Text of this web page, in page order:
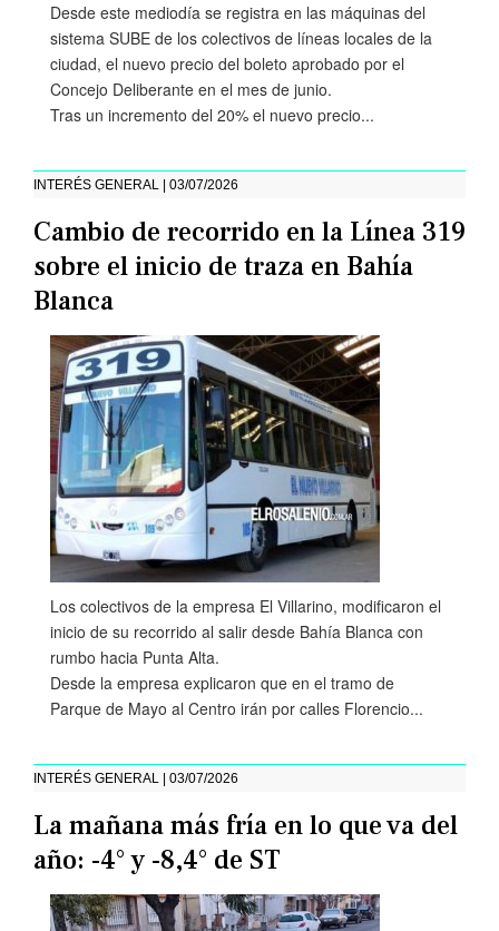
Desde este mediodía se registra en las máquinas del
sistema SUBE de los colectivos de líneas locales de la
ciudad, el nuevo precio del boleto aprobado por el
Concejo Deliberante en el mes de junio.
Tras un incremento del 20% el nuevo precio...
INTERÉS GENERAL | 03/07/2026
Cambio de recorrido en la Línea 319
sobre el inicio de traza en Bahía
Blanca
Los colectivos de la empresa El Villarino, modificaron el
inicio de su recorrido al salir desde Bahía Blanca con
rumbo hacia Punta Alta.
Desde la empresa explicaron que en el tramo de
Parque de Mayo al Centro irán por calles Florencio...
INTERÉS GENERAL | 03/07/2026
La mañana más fría en lo que va del
año: -4° y -8,4° de ST